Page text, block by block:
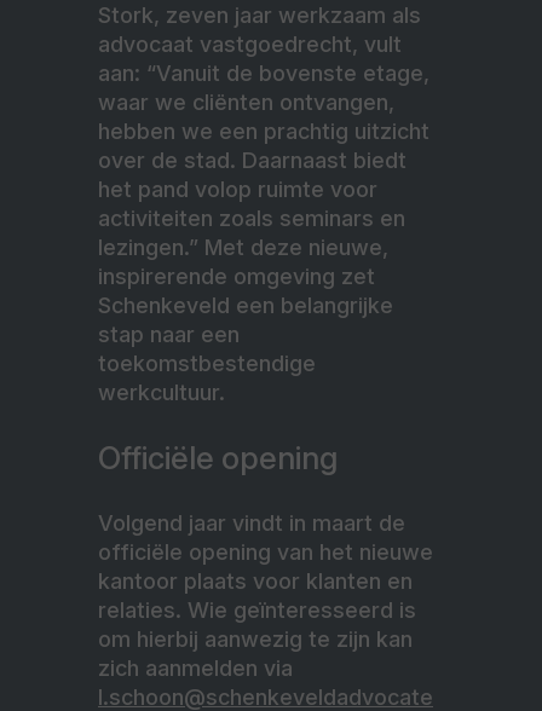
Stork, zeven jaar werkzaam als
advocaat vastgoedrecht, vult
aan: “Vanuit de bovenste etage,
waar we cliënten ontvangen,
hebben we een prachtig uitzicht
over de stad. Daarnaast biedt
het pand volop ruimte voor
activiteiten zoals seminars en
lezingen.” Met deze nieuwe,
inspirerende omgeving zet
Schenkeveld een belangrijke
stap naar een
toekomstbestendige
werkcultuur.
Officiële opening
Volgend jaar vindt in maart de
officiële opening van het nieuwe
kantoor plaats voor klanten en
relaties. Wie geïnteresseerd is
om hierbij aanwezig te zijn kan
zich aanmelden via
l.schoon@schenkeveldadvocate